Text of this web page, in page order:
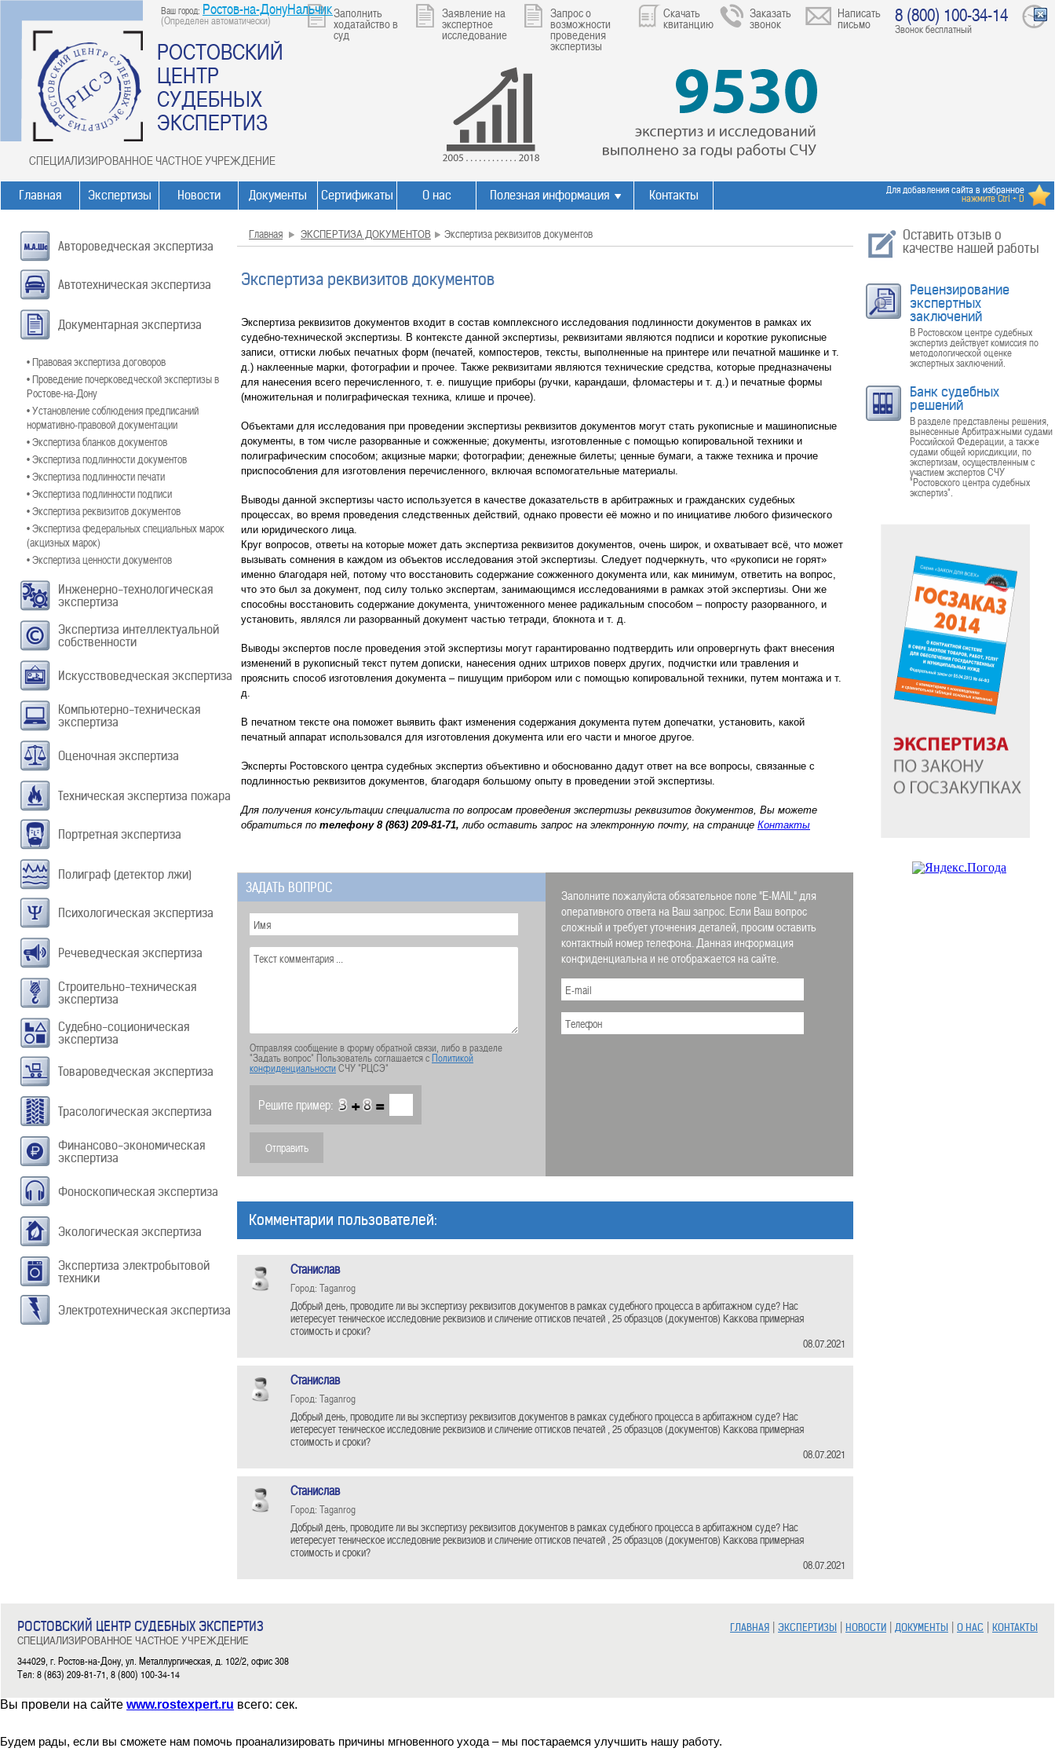
Ваш город: Ростов-на-ДонуНальчик
(Определен автоматически)
РОСТОВСКИЙ
ЦЕНТР
СУДЕБНЫХ
ЭКСПЕРТИЗ
СПЕЦИАЛИЗИРОВАННОЕ ЧАСТНОЕ УЧРЕЖДЕНИЕ
Заполнить
ходатайство в
суд
Заявление на
экспертное
исследование
Запрос о
возможности
проведения
экспертизы
Скачать
квитанцию
Заказать
звонок
Написать
письмо 8 (800) 100-34-14
Звонок бесплатный
Главная Экспертизы Новости Документы Сертификаты О нас Полезная информация Контакты Для добавления сайта в избранное
нажмите Ctrl + D
Автороведческая экспертиза
Автотехническая экспертиза
Документарная экспертиза
• Правовая экспертиза договоров
• Проведение почерковедческой экспертизы в
Ростове-на-Дону
• Установление соблюдения предписаний
нормативно-правовой документации
• Экспертиза бланков документов
• Экспертиза подлинности документов
• Экспертиза подлинности печати
• Экспертиза подлинности подписи
• Экспертиза реквизитов документов
• Экспертиза федеральных специальных марок
(акцизных марок)
• Экспертиза ценности документов
Инженерно-технологическая
экспертиза
Экспертиза интеллектуальной
собственности
Искусствоведческая экспертиза
Компьютерно-техническая
экспертиза
Оценочная экспертиза
Техническая экспертиза пожара
Портретная экспертиза
Полиграф (детектор лжи)
Психологическая экспертиза
Речеведческая экспертиза
Строительно-техническая
экспертиза
Судебно-соционическая
экспертиза
Товароведческая экспертиза
Трасологическая экспертиза
Финансово-экономическая
экспертиза
Фоноскопическая экспертиза
Экологическая экспертиза
Экспертиза электробытовой
техники
Электротехническая экспертиза
Главная ЭКСПЕРТИЗА ДОКУМЕНТОВ Экспертиза реквизитов документов
Экспертиза реквизитов документов
Экспертиза реквизитов документов входит в состав комплексного исследования подлинности документов в рамках их
судебно-технической экспертизы. В контексте данной экспертизы, реквизитами являются подписи и короткие рукописные
записи, оттиски любых печатных форм (печатей, компостеров, тексты, выполненные на принтере или печатной машинке и т.
д.) наклеенные марки, фотографии и прочее. Также реквизитами являются технические средства, которые предназначены
для нанесения всего перечисленного, т. е. пишущие приборы (ручки, карандаши, фломастеры и т. д.) и печатные формы
(множительная и полиграфическая техника, клише и прочее).
Объектами для исследования при проведении экспертизы реквизитов документов могут стать рукописные и машинописные
документы, в том числе разорванные и сожженные; документы, изготовленные с помощью копировальной техники и
полиграфическим способом; акцизные марки; фотографии; денежные билеты; ценные бумаги, а также техника и прочие
приспособления для изготовления перечисленного, включая вспомогательные материалы.
Выводы данной экспертизы часто используется в качестве доказательств в арбитражных и гражданских судебных
процессах, во время проведения следственных действий, однако провести её можно и по инициативе любого физического
или юридического лица.
Круг вопросов, ответы на которые может дать экспертиза реквизитов документов, очень широк, и охватывает всё, что может
вызывать сомнения в каждом из объектов исследования этой экспертизы. Следует подчеркнуть, что «рукописи не горят»
именно благодаря ней, потому что восстановить содержание сожженного документа или, как минимум, ответить на вопрос,
что это был за документ, под силу только экспертам, занимающимся исследованиями в рамках этой экспертизы. Они же
способны восстановить содержание документа, уничтоженного менее радикальным способом – попросту разорванного, и
установить, являлся ли разорванный документ частью тетради, блокнота и т. д.
Выводы экспертов после проведения этой экспертизы могут гарантированно подтвердить или опровергнуть факт внесения
изменений в рукописный текст путем дописки, нанесения одних штрихов поверх других, подчистки или травления и
прояснить способ изготовления документа – пишущим прибором или с помощью копировальной техники, путем монтажа и т.
д.
В печатном тексте она поможет выявить факт изменения содержания документа путем допечатки, установить, какой
печатный аппарат использовался для изготовления документа или его части и многое другое.
Эксперты Ростовского центра судебных экспертиз объективно и обоснованно дадут ответ на все вопросы, связанные с
подлинностью реквизитов документов, благодаря большому опыту в проведении этой экспертизы.
Для получения консультации специалиста по вопросам проведения экспертизы реквизитов документов, Вы можете
обратиться по телефону 8 (863) 209-81-71, либо оставить запрос на электронную почту, на странице Контакты
ЗАДАТЬ ВОПРОС
Отправляя сообщение в форму обратной связи, либо в разделе
"Задать вопрос" Пользователь соглашается сПолитикой
конфиденциальностиСЧУ "РЦСЭ"
Решите пример: + =
Заполните пожалуйста обязательное поле "E-MAIL" для
оперативного ответа на Ваш запрос. Если Ваш вопрос
сложный и требует уточнения деталей, просим оставить
контактный номер телефона. Данная информация
конфиденциальна и не отображается на сайте.
Комментарии пользователей:
Станислав
Город: Taganrog
Добрый день, проводите ли вы экспертизу реквизитов документов в рамках судебного процесса в арбитажном суде? Нас
иетересует теническое исследовние реквизиов и сличение оттисков печатей , 25 образцов (документов) Каккова примерная
стоимость и сроки?
08.07.2021
Станислав
Город: Taganrog
Добрый день, проводите ли вы экспертизу реквизитов документов в рамках судебного процесса в арбитажном суде? Нас
иетересует теническое исследовние реквизиов и сличение оттисков печатей , 25 образцов (документов) Каккова примерная
стоимость и сроки?
08.07.2021
Станислав
Город: Taganrog
Добрый день, проводите ли вы экспертизу реквизитов документов в рамках судебного процесса в арбитажном суде? Нас
иетересует теническое исследовние реквизиов и сличение оттисков печатей , 25 образцов (документов) Каккова примерная
стоимость и сроки?
08.07.2021
Оставить отзыв о
качестве нашей работы
Рецензирование
экспертных
заключений
В Ростовском центре судебных
экспертиз действует комиссия по
методологической оценке
экспертных заключений.
Банк судебных
решений
В разделе представлены решения,
вынесенные Арбитражными судами
Российской Федерации, а также
судами общей юрисдикции, по
экспертизам, осуществленным с
участием экспертов СЧУ
"Ростовского центра судебных
экспертиз".
РОСТОВСКИЙ ЦЕНТР СУДЕБНЫХ ЭКСПЕРТИЗ
СПЕЦИАЛИЗИРОВАННОЕ ЧАСТНОЕ УЧРЕЖДЕНИЕ
344029, г. Ростов-на-Дону, ул. Металлургическая, д. 102/2, офис 308
Тел: 8 (863) 209-81-71, 8 (800) 100-34-14
ГЛАВНАЯ | ЭКСПЕРТИЗЫ | НОВОСТИ | ДОКУМЕНТЫ | О НАС | КОНТАКТЫ
Вы провели на сайте www.rostexpert.ru всего: сек.
Будем рады, если вы сможете нам помочь проанализировать причины мгновенного ухода – мы постараемся улучшить нашу работу.